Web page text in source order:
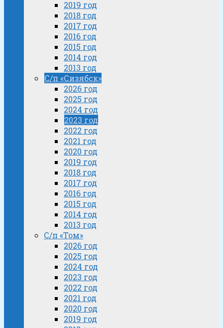
2019 год
2018 год
2017 год
2016 год
2015 год
2014 год
2013 год
С/п «Сизябск»
2026 год
2025 год
2024 год
2023 год
2022 год
2021 год
2020 год
2019 год
2018 год
2017 год
2016 год
2015 год
2014 год
2013 год
С/п «Том»
2026 год
2025 год
2024 год
2023 год
2022 год
2021 год
2020 год
2019 год